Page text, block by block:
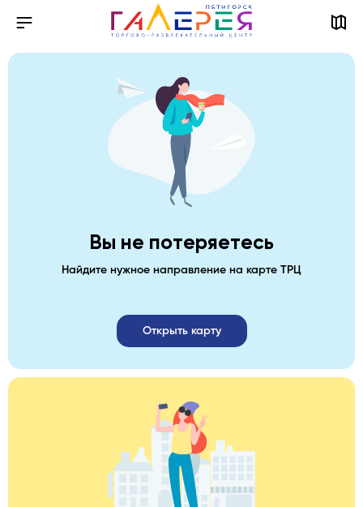
Вы не потеряетесь
Найдите нужное направление на карте ТРЦ
Открыть карту